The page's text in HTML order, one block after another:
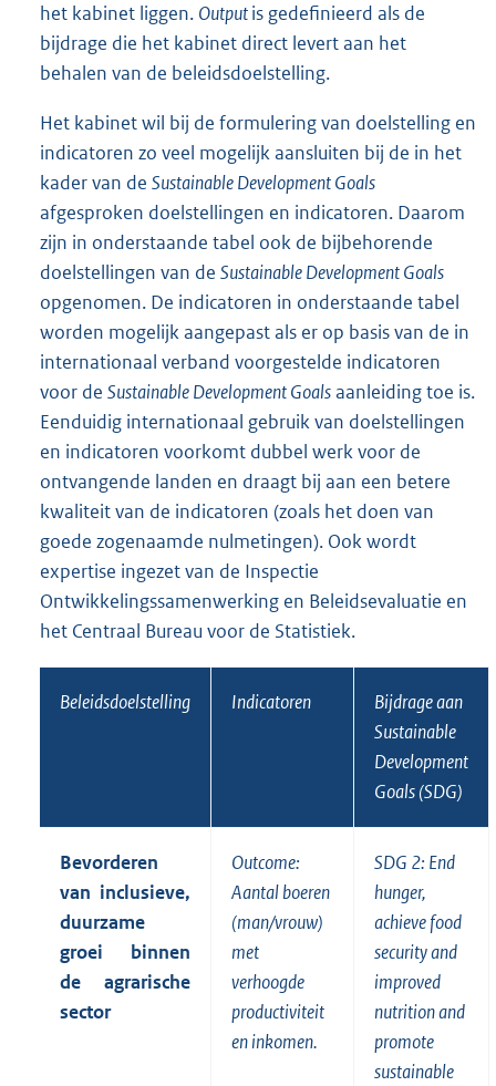
het kabinet liggen. Outputis gedefinieerd als de
bijdrage die het kabinet direct levert aan het
behalen van de beleidsdoelstelling.
Het kabinet wil bij de formulering van doelstelling en
indicatoren zo veel mogelijk aansluiten bij de in het
kader van de Sustainable Development Goals
afgesproken doelstellingen en indicatoren. Daarom
zijn in onderstaande tabel ook de bijbehorende
doelstellingen van de Sustainable Development Goals
opgenomen. De indicatoren in onderstaande tabel
worden mogelijk aangepast als er op basis van de in
internationaal verband voorgestelde indicatoren
voor de Sustainable Development Goalsaanleiding toe is.
Eenduidig internationaal gebruik van doelstellingen
en indicatoren voorkomt dubbel werk voor de
ontvangende landen en draagt bij aan een betere
kwaliteit van de indicatoren (zoals het doen van
goede zogenaamde nulmetingen). Ook wordt
expertise ingezet van de Inspectie
Ontwikkelingssamenwerking en Beleidsevaluatie en
het Centraal Bureau voor de Statistiek.
Beleidsdoelstelling Indicatoren
Bijdrage aan
Sustainable
Development
Goals (SDG)
Bevorderen
van inclusieve,
duurzame
groei binnen
de agrarische
sector
Outcome:
Aantal boeren
(man/vrouw)
met
verhoogde
productiviteit
en inkomen.
SDG 2: End
hunger,
achieve food
security and
improved
nutrition and
promote
sustainable